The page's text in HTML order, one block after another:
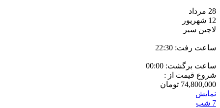
28 مرداد
12 شهریور
لاچین سیر
ساعت رفت: 22:30
ساعت برگشت: 00:00
شروع قیمت از :
74,800,000 تومان
نمایش
7 شب